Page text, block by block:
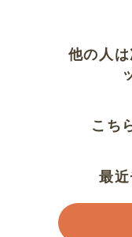
い位置の掃除に便利
軽くて吸塵力にも満
他の人
こち
最